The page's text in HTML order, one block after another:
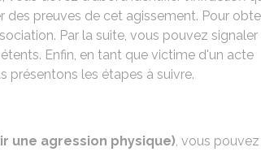
des preuves de cet agissement. Pour
Par la suite, vous pouvez signaler
Enfin, en tant que victime d'un acte
présentons les étapes à suivre.
une agression physique), vous pouvez